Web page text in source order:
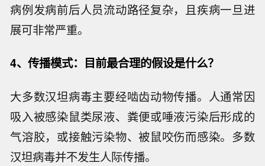
病例发病前后人员流动路径复杂，且疾病一旦进
展可非常严重。
4、传播模式：目前最合理的假设是什么？
大多数汉坦病毒主要经啮齿动物传播。人通常因
吸入被感染鼠类尿液、粪便或唾液污染后形成的
气溶胶，或接触污染物、被鼠咬伤而感染。多数
汉坦病毒并不发生人际传播。